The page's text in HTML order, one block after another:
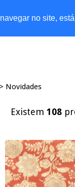
no site,
> Novidades
Existem 108